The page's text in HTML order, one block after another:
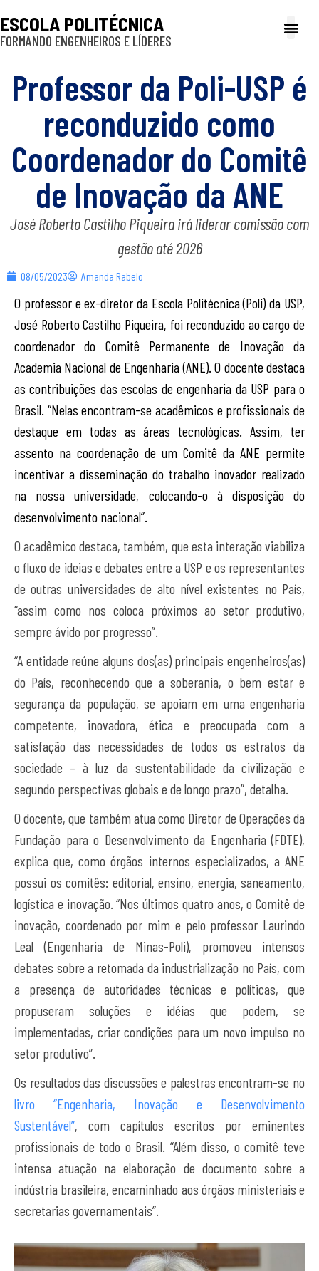
ESCOLA POLITÉCNICA
FORMANDO ENGENHEIROS E LÍDERES
Professor da Poli-USP é
reconduzido como
Coordenador do Comitê
de Inovação da ANE
José Roberto Castilho Piqueira irá liderar comissão com
gestão até 2026
08/05/2023 Amanda Rabelo
O professor e ex-diretor da Escola Politécnica (Poli) da USP,
José Roberto Castilho Piqueira, foi reconduzido ao cargo de
coordenador do Comitê Permanente de Inovação da
Academia Nacional de Engenharia (ANE). O docente destaca
as contribuições das escolas de engenharia da USP para o
Brasil. “Nelas encontram-se acadêmicos e profissionais de
destaque em todas as áreas tecnológicas. Assim, ter
assento na coordenação de um Comitê da ANE permite
incentivar a disseminação do trabalho inovador realizado
na nossa universidade, colocando-o à disposição do
desenvolvimento nacional”.
O acadêmico destaca, também, que esta interação viabiliza
o fluxo de ideias e debates entre a USP e os representantes
de outras universidades de alto nível existentes no País,
“assim como nos coloca próximos ao setor produtivo,
sempre ávido por progresso”.
“A entidade reúne alguns dos(as) principais engenheiros(as)
do País, reconhecendo que a soberania, o bem estar e
segurança da população, se apoiam em uma engenharia
competente, inovadora, ética e preocupada com a
satisfação das necessidades de todos os estratos da
sociedade – à luz da sustentabilidade da civilização e
segundo perspectivas globais e de longo prazo”, detalha.
O docente, que também atua como Diretor de Operações da
Fundação para o Desenvolvimento da Engenharia (FDTE),
explica que,como órgãos internos especializados, a ANE
possui os comitês: editorial, ensino, energia, saneamento,
logística e inovação. “Nos últimos quatro anos, o Comitê de
inovação, coordenado por mim e pelo professor Laurindo
Leal (Engenharia de Minas-Poli), promoveu intensos
debates sobre a retomada da industrialização no País, com
a presença de autoridades técnicas e políticas, que
propuseram soluções e idéias que podem, se
implementadas, criar condições para um novo impulso no
setor produtivo”.
Os resultados das discussões e palestras encontram-se no
livro “Engenharia, Inovação e Desenvolvimento
Sustentável”, com capítulos escritos por eminentes
profissionais de todo o Brasil. “Além disso, o comitê teve
intensa atuação na elaboração de documento sobre a
indústria brasileira, encaminhado aos órgãos ministeriais e
secretarias governamentais”.